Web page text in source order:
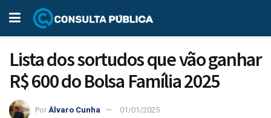
Lista dos sortudos que vão ganhar
R$ 600 do Bolsa Família 2025
Por Álvaro Cunha 01/01/2025